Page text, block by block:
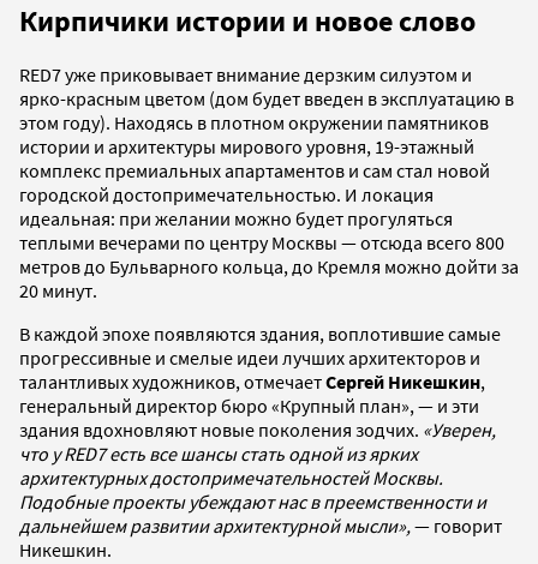
Кирпичики истории и новое слово
RED7 уже приковывает внимание дерзким силуэтом и
ярко-красным цветом (дом будет введен в эксплуатацию в
этом году). Находясь в плотном окружении памятников
истории и архитектуры мирового уровня, 19-этажный
комплекс премиальных апартаментов и сам стал новой
городской достопримечательностью. И локация
идеальная: при желании можно будет прогуляться
теплыми вечерами по центру Москвы — отсюда всего 800
метров до Бульварного кольца, до Кремля можно дойти за
20 минут.
В каждой эпохе появляются здания, воплотившие самые
прогрессивные и смелые идеи лучших архитекторов и
талантливых художников, отмечаетСергей Никешкин,
генеральный директор бюро «Крупный план», — и эти
здания вдохновляют новые поколения зодчих. «Уверен,
что у RED7 есть все шансы стать одной из ярких
архитектурных достопримечательностей Москвы.
Подобные проекты убеждают нас в преемственности и
дальнейшем развитии архитектурной мысли»,— говорит
Никешкин.